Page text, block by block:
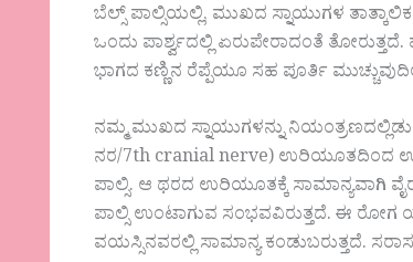
ಬೆಲ್ಸ್ ಪಾಲ್ಸಿಯಲ್ಲಿ, ಮುಖದ ಸ್ನಾಯುಗಳ
ಒಂದು ಪಾರ್ಶ್ವದಲ್ಲಿ ಏರುಪೇರಾದಂತೆ
ಭಾಗದ ಕಣ್ಣಿನ ರೆಪ್ಪೆಯೂ ಸಹ ಪೂರ್ತಿ
ನಮ್ಮ ಮುಖದ ಸ್ನಾಯುಗಳನ್ನು
ನರ/7th cranial nerve) ಉರಿಯೂತದಿಂದ
ಪಾಲ್ಸಿ. ಆ ಥರದ ಉರಿಯೂತಕ್ಕೆ ಸಾಮಾನ್ಯವಾಗಿ
ಪಾಲ್ಸಿ ಉಂಟಾಗುವ ಸಂಭವವಿರುತ್ತದೆ. ಈ ರೋಗ
ವಯಸ್ಸಿನವರಲ್ಲಿ ಸಾಮಾನ್ಯ ಕಂಡುಬರುತ್ತದೆ.